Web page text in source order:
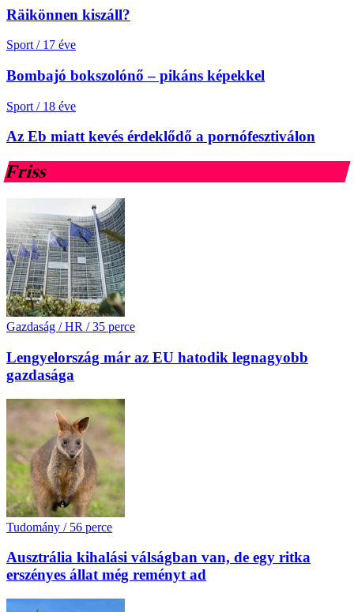
Räikönnen kiszáll?
Sport / 17 éve
Bombajó bokszolónő – pikáns képekkel
Sport / 18 éve
Az Eb miatt kevés érdeklődő a pornófesztiválon
Friss
Gazdaság / HR / 35 perce
Lengyelország már az EU hatodik legnagyobb
gazdasága
Tudomány / 56 perce
Ausztrália kihalási válságban van, de egy ritka
erszényes állat még reményt ad